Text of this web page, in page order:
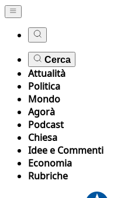
Cerca
Attualità
Politica
Mondo
Agorà
Podcast
Chiesa
Idee e Commenti
Economia
Rubriche